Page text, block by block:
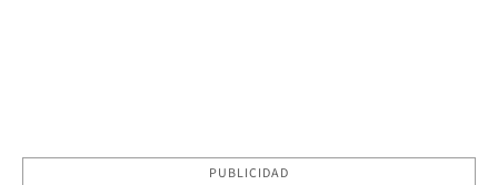
PUBLICIDAD